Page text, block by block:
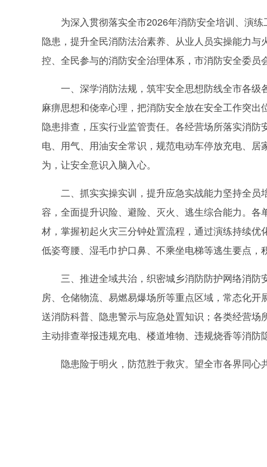
为深入贯彻落实全市2026年消防安全培训、演
隐患，提升全民消防法治素养、从业人员实操能力
控、全民参与的消防安全治理体系，市消防安全委员
一、深学消防法规，筑牢安全思想防线全市各级
麻痹思想和侥幸心理，把消防安全放在安全工作突
隐患排查，压实行业监管责任。各经营场所落实消
电、用气、用油安全常识，规范电动车停放充电、
为，让安全意识入脑入心。
二、抓实实操实训，提升应急实战能力坚持全
容，全面提升识险、避险、灭火、逃生综合能力。
材，掌握初起火灾三分钟处置流程，通过演练持续
低姿弯腰、湿毛巾护口鼻、不乘坐电梯等逃生要点
三、推进全域共治，织密城乡消防防护网络消
房、仓储物流、易燃易爆场所等重点区域，常态化
送消防科普、隐患警示与应急处置知识；各类经营
主动排查举报违规充电、楼道堆物、违规烧香等消
隐患险于明火，防范胜于救灾。望全市各界同